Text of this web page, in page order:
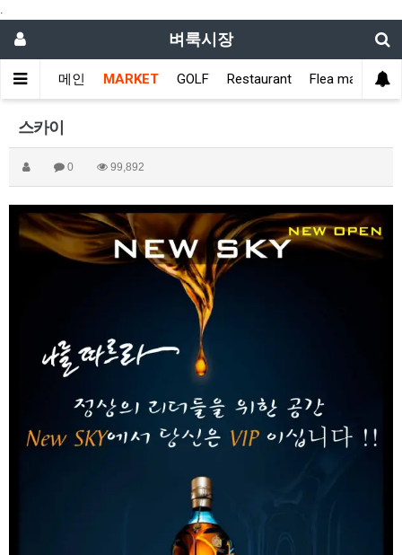
.
벼룩시장
메인 MARKET GOLF Restaurant Flea market
스카이
0 99,892